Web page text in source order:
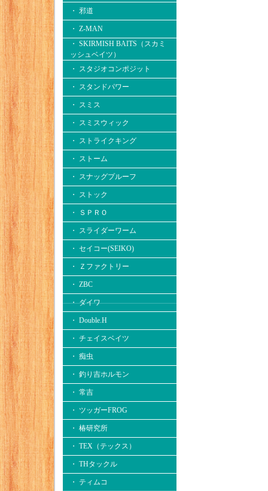
・ 邪道
・ Z-MAN
・ SKIRMISH BAITS（スカミ
ッシュベイツ）
・ スタジオコンポジット
・ スタンドパワー
・ スミス
・ スミスウィック
・ ストライクキング
・ ストーム
・ スナッグプルーフ
・ ストック
・ ＳＰＲＯ
・ スライダーワーム
・ セイコー(SEIKO)
・ Ｚファクトリー
・ ZBC
・ ダイワ
・ Double.H
・ チェイスベイツ
・ 痴虫
・ 釣り吉ホルモン
・ 常吉
・ ツッガーFROG
・ 椿研究所
・ TEX（テックス）
・ THタックル
・ ティムコ